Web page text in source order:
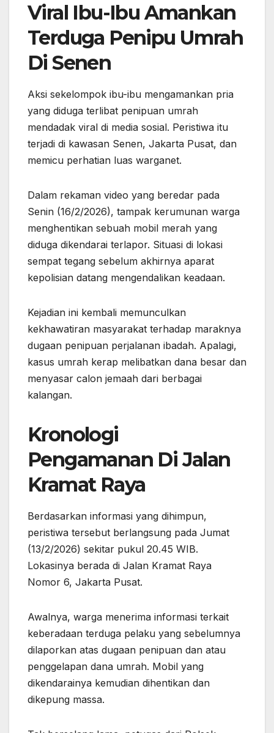
Viral Ibu-Ibu Amankan
Terduga Penipu Umrah
Di Senen
Aksi sekelompok ibu-ibu mengamankan pria
yang diduga terlibat penipuan umrah
mendadak viral di media sosial. Peristiwa itu
terjadi di kawasan Senen, Jakarta Pusat, dan
memicu perhatian luas warganet.
Dalam rekaman video yang beredar pada
Senin (16/2/2026), tampak kerumunan warga
menghentikan sebuah mobil merah yang
diduga dikendarai terlapor. Situasi di lokasi
sempat tegang sebelum akhirnya aparat
kepolisian datang mengendalikan keadaan.
Kejadian ini kembali memunculkan
kekhawatiran masyarakat terhadap maraknya
dugaan penipuan perjalanan ibadah. Apalagi,
kasus umrah kerap melibatkan dana besar dan
menyasar calon jemaah dari berbagai
kalangan.
Kronologi
Pengamanan Di Jalan
Kramat Raya
Berdasarkan informasi yang dihimpun,
peristiwa tersebut berlangsung pada Jumat
(13/2/2026) sekitar pukul 20.45 WIB.
Lokasinya berada di Jalan Kramat Raya
Nomor 6, Jakarta Pusat.
Awalnya, warga menerima informasi terkait
keberadaan terduga pelaku yang sebelumnya
dilaporkan atas dugaan penipuan dan atau
penggelapan dana umrah. Mobil yang
dikendarainya kemudian dihentikan dan
dikepung massa.